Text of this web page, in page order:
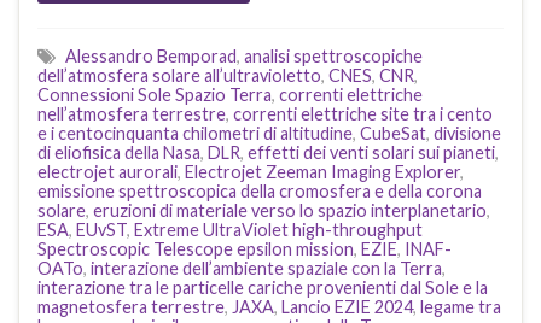
Alessandro Bemporad, analisi spettroscopiche
dell’atmosfera solare all’ultravioletto, CNES, CNR,
Connessioni Sole Spazio Terra, correnti elettriche
nell’atmosfera terrestre, correnti elettriche site tra i cento
e i centocinquanta chilometri di altitudine, CubeSat, divisione
di eliofisica della Nasa, DLR, effetti dei venti solari sui pianeti,
electrojet aurorali, Electrojet Zeeman Imaging Explorer,
emissione spettroscopica della cromosfera e della corona
solare, eruzioni di materiale verso lo spazio interplanetario,
ESA, EUvST, Extreme UltraViolet high-throughput
Spectroscopic Telescope epsilon mission, EZIE, INAF-
OATo, interazione dell’ambiente spaziale con la Terra,
interazione tra le particelle cariche provenienti dal Sole e la
magnetosfera terrestre, JAXA, Lancio EZIE 2024, legame tra